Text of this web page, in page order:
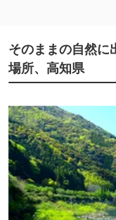
そのままの自然に
場所、高知県